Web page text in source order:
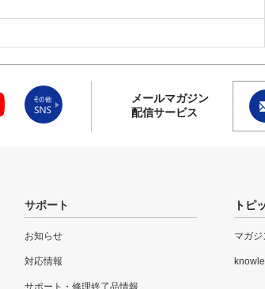
メールマガジン
配信サービス
サポート
お知らせ
対応情報
サポート・修理終了品情報
トピ
マガジ